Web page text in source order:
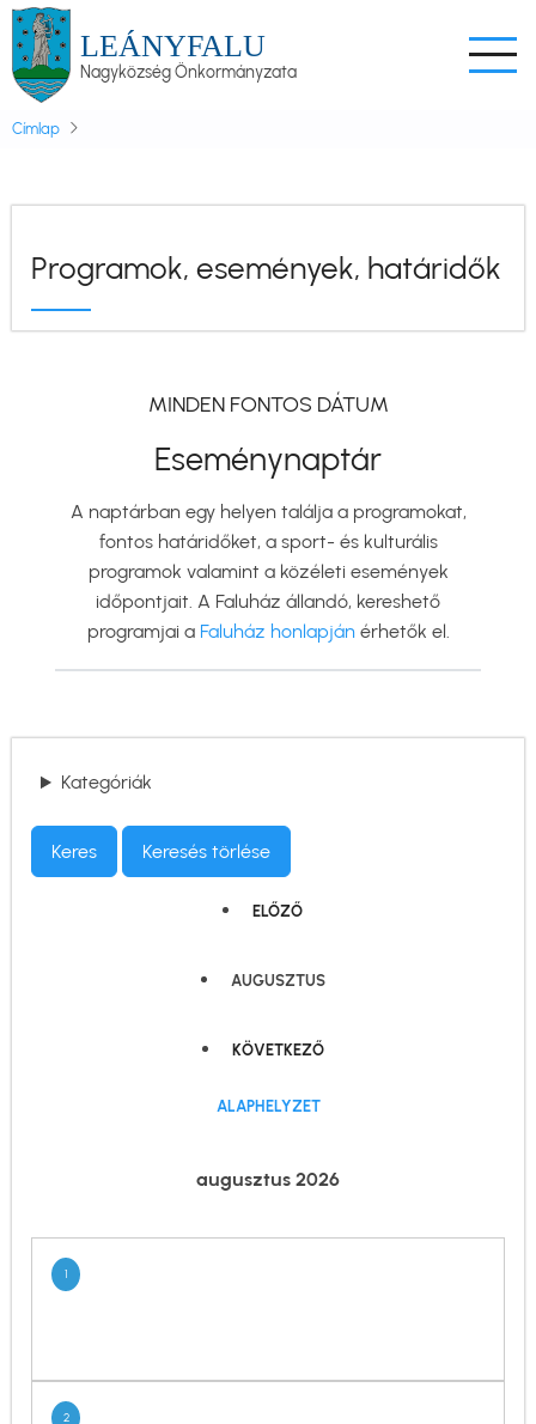
Ugrás
tartalomra
LEÁNYFALU
Nagyközség Önkormányzata
Címlap
Programok, események, határidők
MINDEN FONTOS DÁTUM
Eseménynaptár
A naptárban egy helyen találja a programokat,
fontos határidőket, a sport- és kulturális
programok valamint a közéleti események
időpontjait. A Faluház állandó, kereshető
programjai a Faluház honlapjánérhetők el.
Kategóriák
ELŐZŐ
AUGUSZTUS
KÖVETKEZŐ
ALAPHELYZET
augusztus 2026
1
2